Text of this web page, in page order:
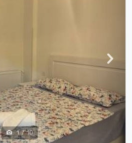
1 / 10